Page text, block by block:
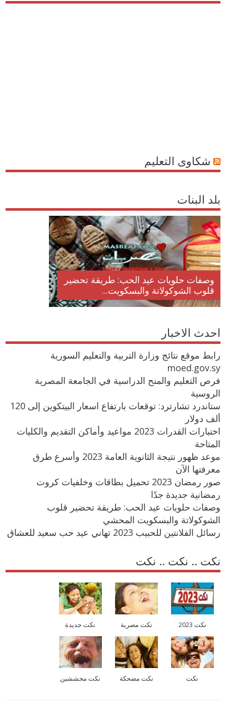
شكاوى التعليم
بلد البنات
وصفات حلويات عيد الحب: طريقة تحضير
قلوب الشوكولاتة والبسكويت...
احدث الاخبار
رابط موقع نتائج وزارة التربية والتعليم السورية
moed.gov.sy
فرص التعليم والمنح الدراسية في الجامعة المصرية
الروسية
ستاندرد تشارترد: توقعات بارتفاع اسعار البيتكوين إلى 120
ألف دولار
اختبارات القدرات 2023 مواعيد وأماكن التقديم والكليات
المتاحة
موعد ظهور نتيجة الثانوية العامة 2023 وأسرع طرق
معرفتها الآن
صور رمضان 2023 تحميل بطاقات وخلفيات كروت
رمضانية جديدة جدًا
وصفات حلويات عيد الحب: طريقة تحضير قلوب
الشوكولاتة والبسكويت المحشي
رسائل الفلانتين للحبيب 2023 تهاني عيد حب سعيد للعشاق
نكت .. نكت .. نكت
نكت 2023 نكت مصرية نكت جديدة
نكت نكت مضحكة نكت محششين